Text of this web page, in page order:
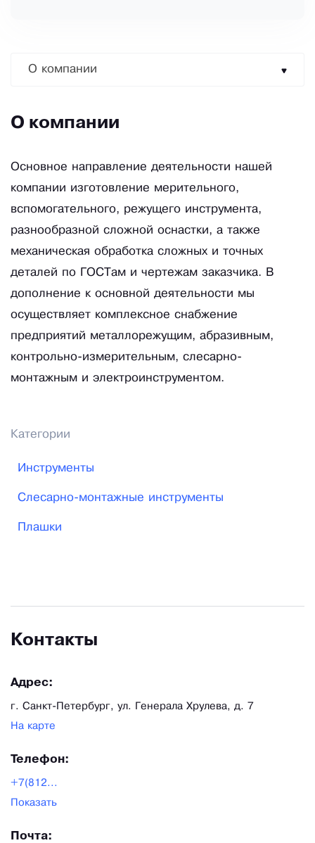
О компании
О компании
Основное направление деятельности нашей
компании изготовление мерительного,
вспомогательного, режущего инструмента,
разнообразной сложной оснастки, а также
механическая обработка сложных и точных
деталей по ГОСТам и чертежам заказчика. В
дополнение к основной деятельности мы
осуществляет комплексное снабжение
предприятий металлорежущим, абразивным,
контрольно-измерительным, слесарно-
монтажным и электроинструментом.
Категории
Инструменты
Слесарно-монтажные инструменты
Плашки
Контакты
Адрес:
г. Санкт-Петербург, ул. Генерала Хрулева, д. 7
На карте
Телефон:
+7(812...
Показать
Почта: